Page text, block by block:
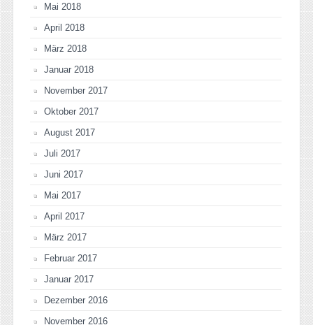
Mai 2018
April 2018
März 2018
Januar 2018
November 2017
Oktober 2017
August 2017
Juli 2017
Juni 2017
Mai 2017
April 2017
März 2017
Februar 2017
Januar 2017
Dezember 2016
November 2016